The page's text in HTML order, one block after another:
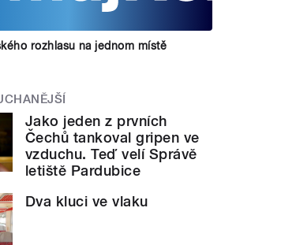
rozhlasu na jednom místě
Jako jeden z prvních
Čechů tankoval gripen ve
vzduchu. Teď velí Správě
letiště Pardubice
Dva kluci ve vlaku